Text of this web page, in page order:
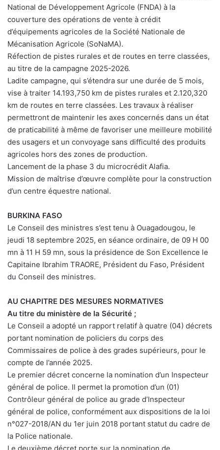
National de Développement Agricole (FNDA) à la
couverture des opérations de vente à crédit
d’équipements agricoles de la Société Nationale de
Mécanisation Agricole (SoNaMA).
Réfection de pistes rurales et de routes en terre classées,
au titre de la campagne 2025-2026.
Ladite campagne, qui s’étendra sur une durée de 5 mois,
vise à traiter 14.193,750 km de pistes rurales et 2.120,320
km de routes en terre classées. Les travaux à réaliser
permettront de maintenir les axes concernés dans un état
de praticabilité à même de favoriser une meilleure mobilité
des usagers et un convoyage sans difficulté des produits
agricoles hors des zones de production.
Lancement de la phase 3 du microcrédit Alafia.
Mission de maîtrise d’œuvre complète pour la construction
d’un centre équestre national.
BURKINA FASO
Le Conseil des ministres s’est tenu à Ouagadougou, le
jeudi 18 septembre 2025, en séance ordinaire, de 09 H 00
mn à 11 H 59 mn, sous la présidence de Son Excellence le
Capitaine Ibrahim TRAORE, Président du Faso, Président
du Conseil des ministres.
AU CHAPITRE DES MESURES NORMATIVES
Au titre du ministère de la Sécurité ;
Le Conseil a adopté un rapport relatif à quatre (04) décrets
portant nomination de policiers du corps des
Commissaires de police à des grades supérieurs, pour le
compte de l’année 2025.
Le premier décret concerne la nomination d’un Inspecteur
général de police. Il permet la promotion d’un (01)
Contrôleur général de police au grade d’Inspecteur
général de police, conformément aux dispositions de la loi
n°027-2018/AN du 1er juin 2018 portant statut du cadre de
la Police nationale.
Le deuxième décret porte sur la nomination de